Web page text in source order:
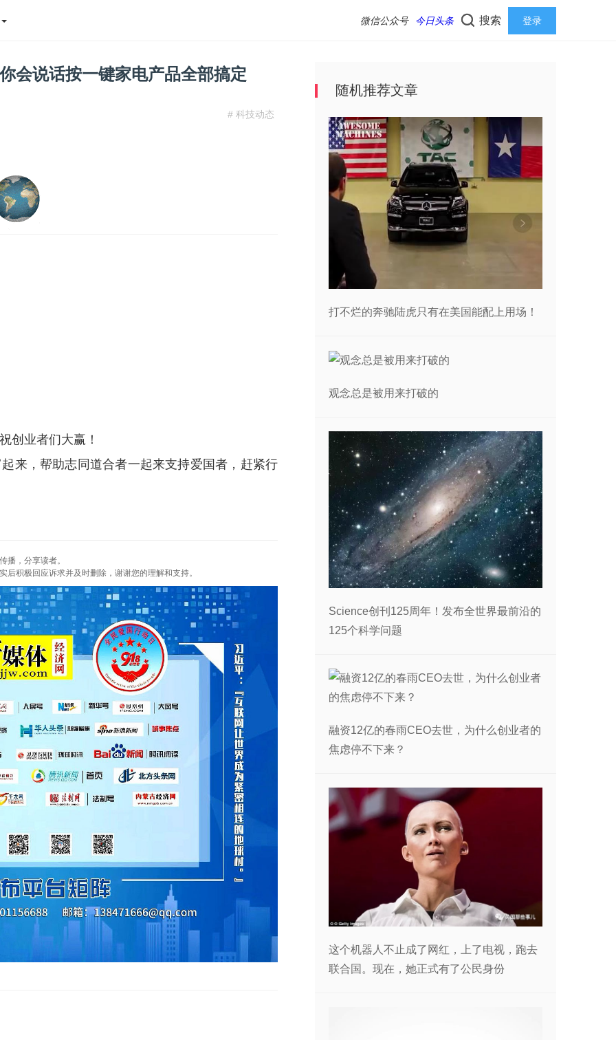
微信公众号 今日头条 搜索 登录
会说话按一键家电产品全部搞定
# 科技动态
创业者们大赢！
来，帮助志同道合者一起来支持爱国者，赶紧行
播，分享读者。
积极回应诉求并及时删除，谢谢您的理解和支持。
随机推荐文章
打不烂的奔驰陆虎只有在美国能配上用场！
观念总是被用来打破的
Science创刊125周年！发布全世界最前沿的
125个科学问题
融资12亿的春雨CEO去世，为什么创业者的
焦虑停不下来？
这个机器人不止成了网红，上了电视，跑去
联合国。现在，她正式有了公民身份